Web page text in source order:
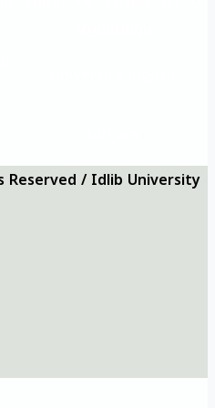
Reserved / Idlib University